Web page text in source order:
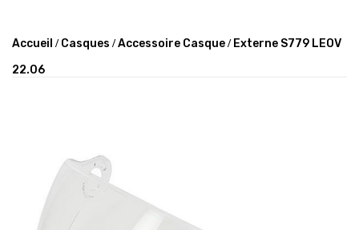
Accueil Casques Accessoire Casque
Externe S779 LEOV
22.06